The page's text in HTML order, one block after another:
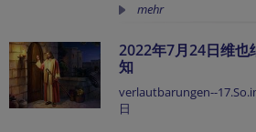
mehr
2022年7月24日维也
知
verlautbarungen--
日